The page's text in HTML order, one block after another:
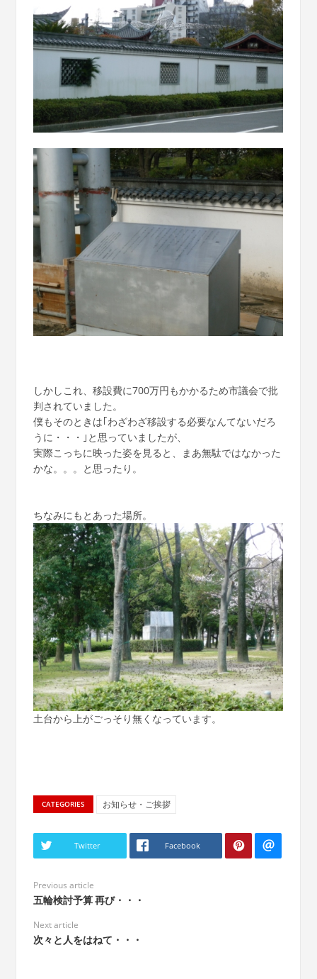
しかしこれ、移設費に700万円もかかるため市議会で批
判されていました。
僕もそのときは｢わざわざ移設する必要なんてないだろ
うに・・・｣と思っていましたが、
実際こっちに映った姿を見ると、まあ無駄ではなかった
かな。。。と思ったり。
ちなみにもとあった場所。
土台から上がごっそり無くなっています。
CATEGORIES お知らせ・ご挨拶
Twitter Facebook
Previous article
五輪検討予算 再び・・・
Next article
次々と人をはねて・・・